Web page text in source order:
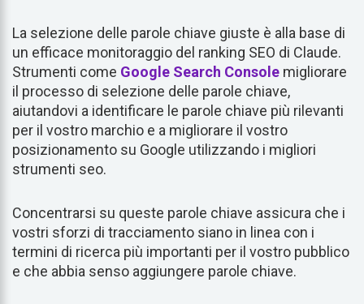
La selezione delle parole chiave giuste è alla base di
un efficace monitoraggio del ranking SEO di Claude.
Strumenti come Google Search Console migliorare
il processo di selezione delle parole chiave,
aiutandovi a identificare le parole chiave più rilevanti
per il vostro marchio e a migliorare il vostro
posizionamento su Google utilizzando i migliori
strumenti seo.
Concentrarsi su queste parole chiave assicura che i
vostri sforzi di tracciamento siano in linea con i
termini di ricerca più importanti per il vostro pubblico
e che abbia senso aggiungere parole chiave.